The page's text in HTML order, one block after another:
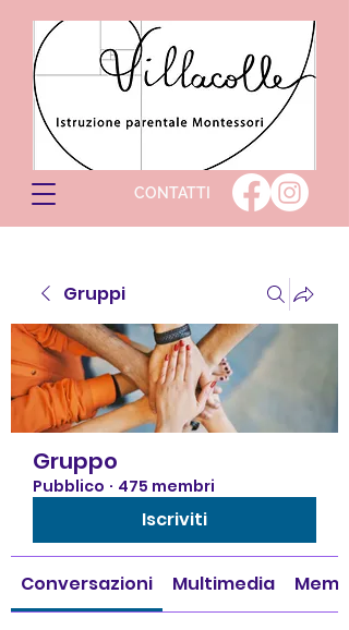
CONTATTI
Gruppi
Gruppo
Pubblico · 475 membri
Iscriviti
Conversazioni Multimedia